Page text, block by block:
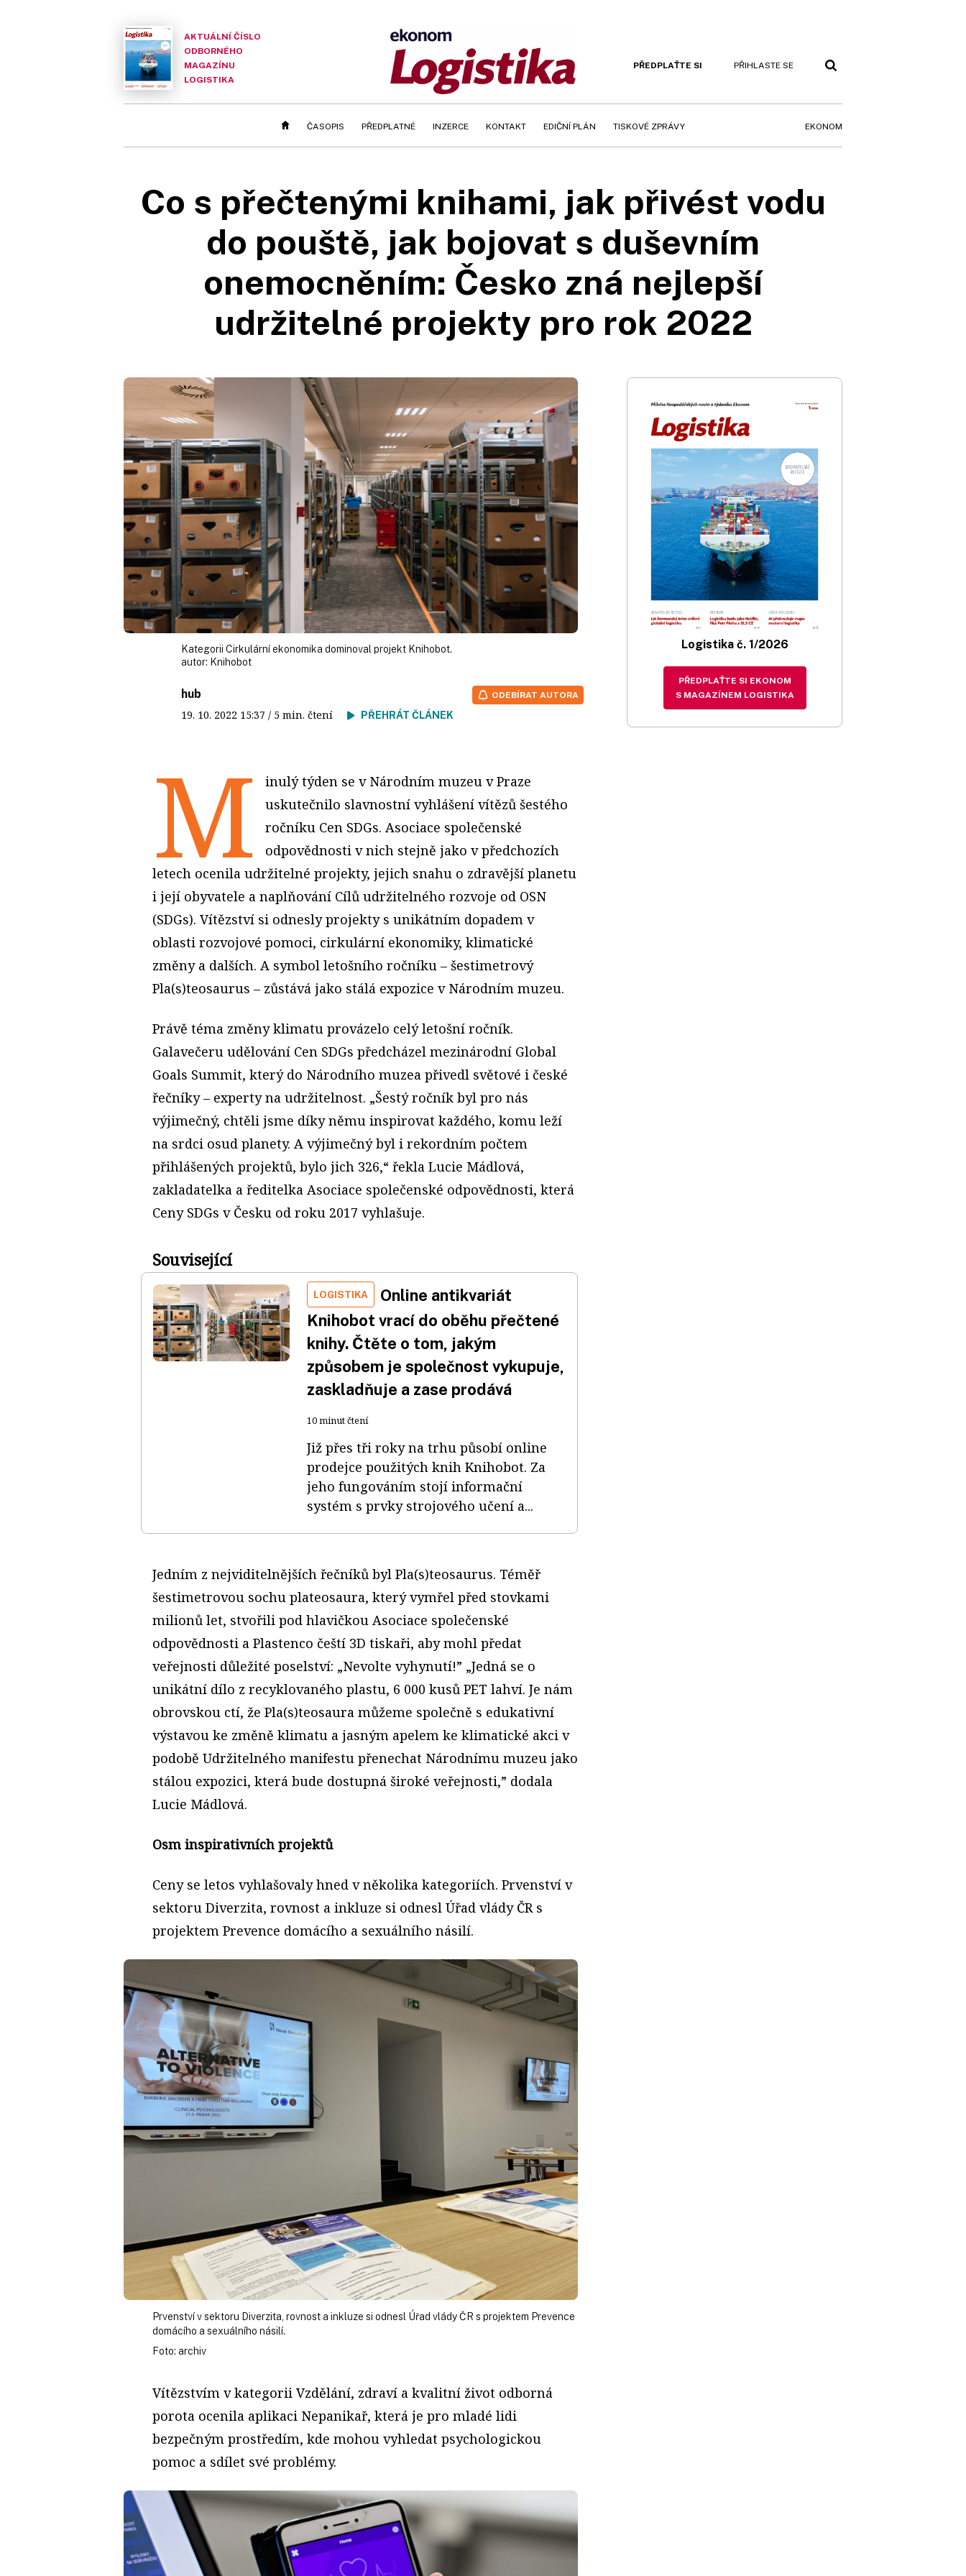
AKTUÁLNÍ ČÍSLO
ODBORNÉHO
MAGAZÍNU
LOGISTIKA
PŘEDPLAŤTE SI PŘIHLASTE SE
ČASOPIS PŘEDPLATNÉ INZERCE KONTAKT EDIČNÍ PLÁN TISKOVÉ ZPRÁVY EKONOM
Co s přečtenými knihami, jak přivést vodu
do pouště, jak bojovat s duševním
onemocněním: Česko zná nejlepší
udržitelné projekty pro rok 2022
Kategorii Cirkulární ekonomika dominoval projekt Knihobot.
autor: Knihobot
hub
19. 10. 2022 15:37 / 5 min. čtení PŘEHRÁT ČLÁNEK
ODEBÍRAT AUTORA
M
inulý týden se v Národním muzeu v Praze
uskutečnilo slavnostní vyhlášení vítězů šestého
ročníku Cen SDGs. Asociace společenské
odpovědnosti v nich stejně jako v předchozích
letech ocenila udržitelné projekty, jejich snahu o zdravější planetu
i její obyvatele a naplňování Cílů udržitelného rozvoje od OSN
(SDGs). Vítězství si odnesly projekty s unikátním dopadem v
oblasti rozvojové pomoci, cirkulární ekonomiky, klimatické
změny a dalších. A symbol letošního ročníku – šestimetrový
Pla(s)teosaurus – zůstává jako stálá expozice v Národním muzeu.
Právě téma změny klimatu provázelo celý letošní ročník.
Galavečeru udělování Cen SDGs předcházel mezinárodní Global
Goals Summit, který do Národního muzea přivedl světové i české
řečníky – experty na udržitelnost. „Šestý ročník byl pro nás
výjimečný, chtěli jsme díky němu inspirovat každého, komu leží
na srdci osud planety. A výjimečný byl i rekordním počtem
přihlášených projektů, bylo jich 326,“ řekla Lucie Mádlová,
zakladatelka a ředitelka Asociace společenské odpovědnosti, která
Ceny SDGs v Česku od roku 2017 vyhlašuje.
Související
LOGISTIKA
Online antikvariát
Knihobot vrací do oběhu přečtené
knihy. Čtěte o tom, jakým
způsobem je společnost vykupuje,
zaskladňuje a zase prodává
10 minut čtení
Již přes tři roky na trhu působí online
prodejce použitých knih Knihobot. Za
jeho fungováním stojí informační
systém s prvky strojového učení a...
Jedním z nejviditelnějších řečníků byl Pla(s)teosaurus. Téměř
šestimetrovou sochu plateosaura, který vymřel před stovkami
milionů let, stvořili pod hlavičkou Asociace společenské
odpovědnosti a Plastenco čeští 3D tiskaři, aby mohl předat
veřejnosti důležité poselství: „Nevolte vyhynutí!” „Jedná se o
unikátní dílo z recyklovaného plastu, 6 000 kusů PET lahví. Je nám
obrovskou ctí, že Pla(s)teosaura můžeme společně s edukativní
výstavou ke změně klimatu a jasným apelem ke klimatické akci v
podobě Udržitelného manifestu přenechat Národnímu muzeu jako
stálou expozici, která bude dostupná široké veřejnosti,” dodala
Lucie Mádlová.
Osm inspirativních projektů
Ceny se letos vyhlašovaly hned v několika kategoriích. Prvenství v
sektoru Diverzita, rovnost a inkluze si odnesl Úřad vlády ČR s
projektem Prevence domácího a sexuálního násilí.
Prvenství v sektoru Diverzita, rovnost a inkluze si odnesl Úřad vlády ČR s projektem Prevence
domácího a sexuálního násilí.
Foto: archiv
Vítězstvím v kategorii Vzdělání, zdraví a kvalitní život odborná
porota ocenila aplikaci Nepanikař, která je pro mladé lidi
bezpečným prostředím, kde mohou vyhledat psychologickou
pomoc a sdílet své problémy.
Logistika č. 1/2026
PŘEDPLAŤTE SI EKONOM
S MAGAZÍNEM LOGISTIKA